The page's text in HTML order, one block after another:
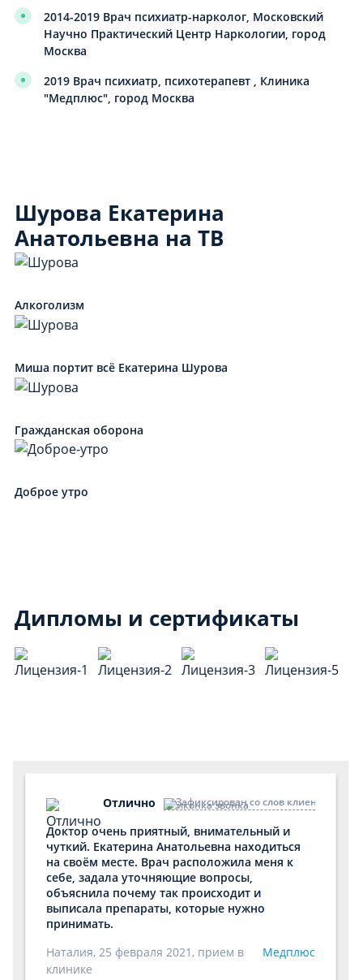
2014-2019 Врач психиатр-нарколог, Московский
Научно Практический Центр Наркологии, город
Москва
2019 Врач психиатр, психотерапевт , Клиника
"Медплюс", город Москва
Шурова Екатерина
Анатольевна на ТВ
Алкоголизм
Миша портит всё Екатерина Шурова
Гражданская оборона
Доброе утро
Дипломы и сертификаты
Отлично Зафиксирован со слов клиента по
Доктор очень приятный, внимательный и
чуткий. Екатерина Анатольевна находиться
на своём месте. Врач расположила меня к
себе, задала уточняющие вопросы,
объяснила почему так происходит и
выписала препараты, которые нужно
принимать.
Наталия, 25 февраля 2021, прием в
клинике
Медплюс